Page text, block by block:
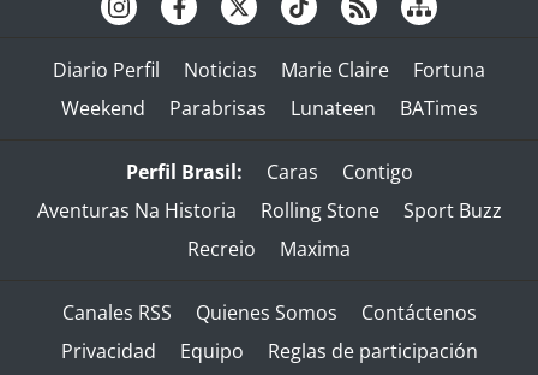
Diario Perfil Noticias Marie Claire
Fortuna
Weekend
Parabrisas Lunateen BATimes
Perfil Brasil: Caras
Contigo
Aventuras Na Historia
Rolling Stone
Sport Buzz
Recreio
Maxima
Canales RSS Quienes Somos
Contáctenos
Privacidad
Equipo
Reglas de participación